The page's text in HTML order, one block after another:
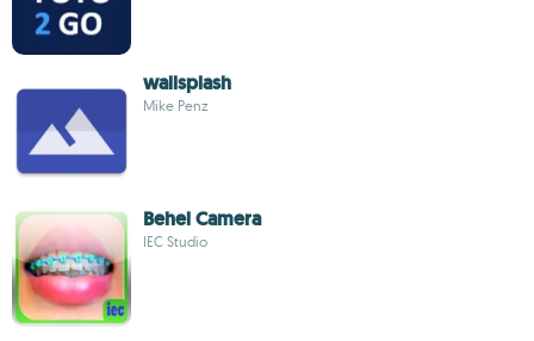
wallsplash
Mike Penz
Behel Camera
IEC Studio